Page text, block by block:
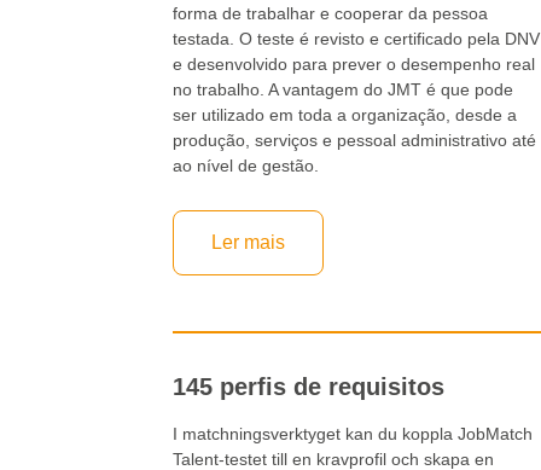
forma de trabalhar e cooperar da pessoa
testada. O teste é revisto e certificado pela DNV
e desenvolvido para prever o desempenho real
no trabalho. A vantagem do JMT é que pode
ser utilizado em toda a organização, desde a
produção, serviços e pessoal administrativo até
ao nível de gestão.
Ler mais
145 perfis de requisitos
I matchningsverktyget kan du koppla JobMatch
Talent-testet till en kravprofil och skapa en